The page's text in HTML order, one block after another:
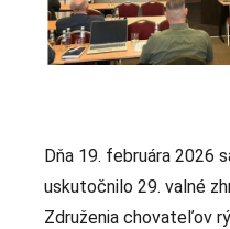
Dňa 19. februára 2026
uskutočnilo 29. valné
Združenia chovateľov